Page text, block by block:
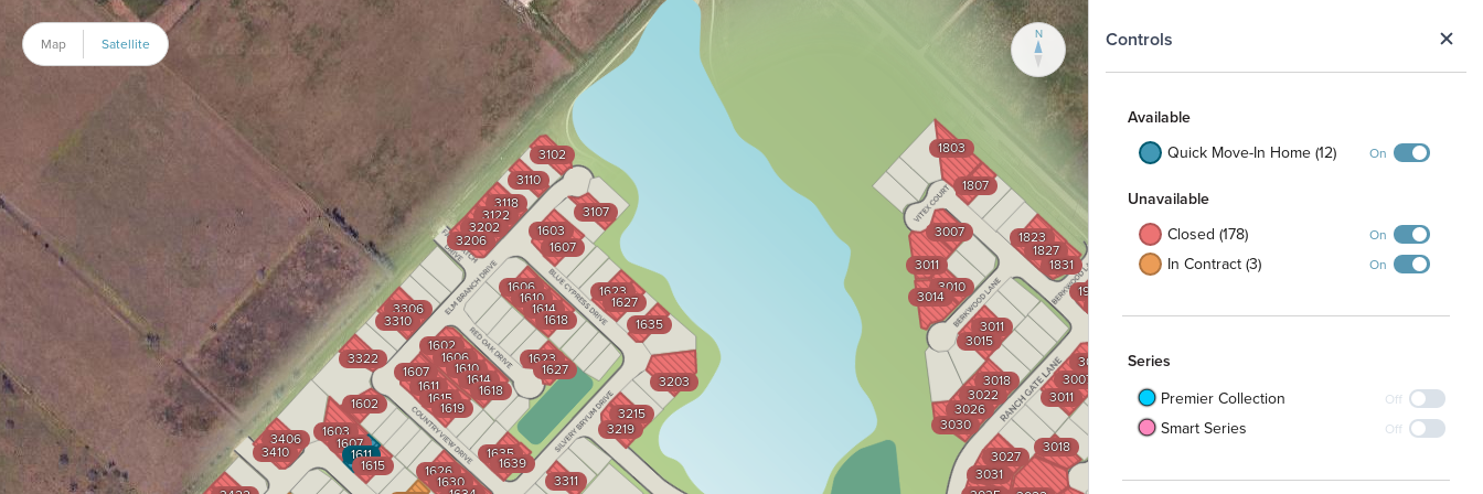
Controls
Available
Quick Move-In Home (12)
On
Unavailable
Closed (178)
On
In Contract (3) On
Series
Premier Collection
Off
Smart Series Off
1618
1614
1610
1606
1623
1627
1618
1614
1610
1606
1602
1607
1611
16151619
16351639
3410
3406 1603
1607
1615
1630
1626
1602
3322
3310
3306
3206
3202
3122
3118
3110
3102
3107
1603
1607
1623
1627
1635
3203
3215
3219
3311 3031
3027
3011
3007
3003
3018 3007
3003
2011
2007
1911
1903
3030
3026
3022
3018
3011
3015
30143010
3011
3007
1831
1827
1823
1807
1803
1611
N
Map Satellite